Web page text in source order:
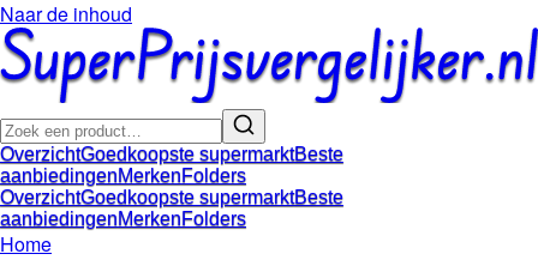
Naar de inhoud
OverzichtGoedkoopste supermarktBeste
aanbiedingenMerkenFolders
OverzichtGoedkoopste supermarktBeste
aanbiedingenMerkenFolders
Home